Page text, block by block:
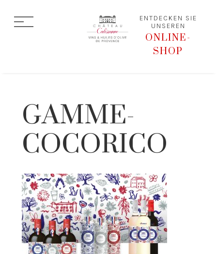
ENTDECKEN SIE
UNSEREN
ONLINE-
SHOP
GAMME-
COCORICO